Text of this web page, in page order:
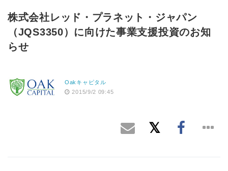
株式会社レッド・プラネット・ジャパン
（JQS3350）に向けた事業支援投資のお知
らせ
Oakキャピタル
2015/9/2 09:45